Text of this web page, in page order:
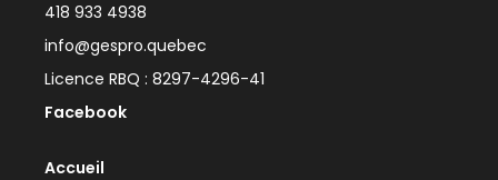
418 933 4938
info@gespro.quebec
Licence RBQ : 8297-4296-41
Facebook
Accueil